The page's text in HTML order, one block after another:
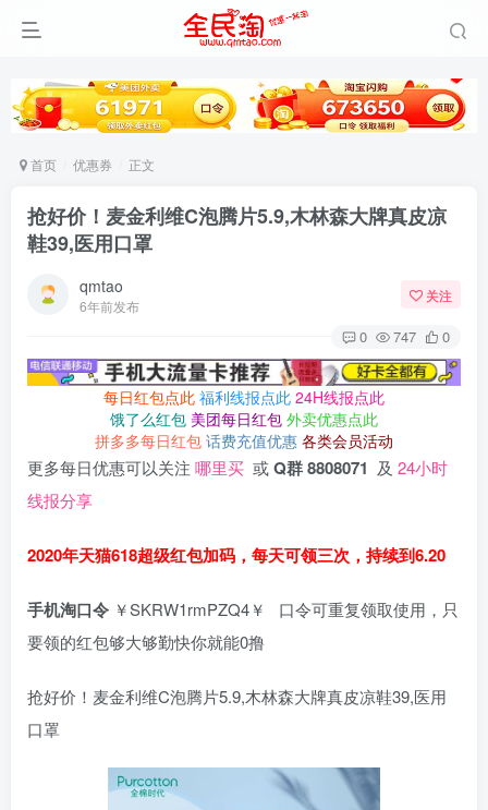
首页 优惠券 正文
抢好价！麦金利维C泡腾片5.9,木林森大牌真皮凉
鞋39,医用口罩
qmtao
6年前发布
关注
0 747 0
每日红包点此 福利线报点此 24H线报点此
饿了么红包 美团每日红包 外卖优惠点此
拼多多每日红包 话费充值优惠 各类会员活动
更多每日优惠可以关注 哪里买 或Q群 8808071 及 24小时
线报分享
2020年天猫618超级红包加码，每天可领三次，持续到6.20
手机淘口令 ￥SKRW1rmPZQ4￥ 口令可重复领取使用，只
要领的红包够大够勤快你就能0撸
抢好价！麦金利维C泡腾片5.9,木林森大牌真皮凉鞋39,医用
口罩